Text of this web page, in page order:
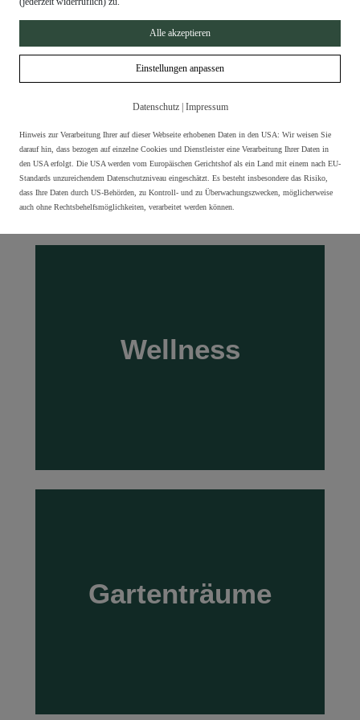
Appartements
Appartements
MEHR
Wellness
Wellness
Gartenträume
Gartenträume
Alle akzeptieren
Einstellungen anpassen
Datenschutz| Impressum
Hinweis zur Verarbeitung Ihrer auf dieser Webseite erhobenen Daten in den USA: Wir weisen Sie
darauf hin, dass bezogen auf einzelne Cookies und Dienstleister eine Verarbeitung Ihrer Daten in
den USA erfolgt. Die USA werden vom Europäischen Gerichtshof als ein Land mit einem nach EU-
Standards unzureichendem Datenschutzniveau eingeschätzt. Es besteht insbesondere das Risiko,
dass Ihre Daten durch US-Behörden, zu Kontroll- und zu Überwachungszwecken, möglicherweise
auch ohne Rechtsbehelfsmöglichkeiten, verarbeitet werden können.